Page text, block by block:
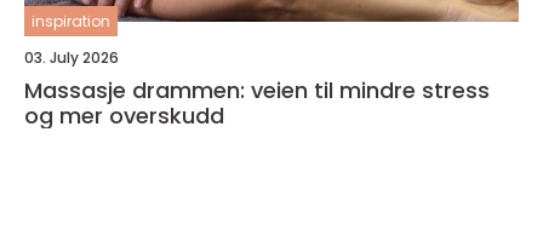
inspiration
03. July 2026
Massasje drammen: veien til mindre stress
og mer overskudd